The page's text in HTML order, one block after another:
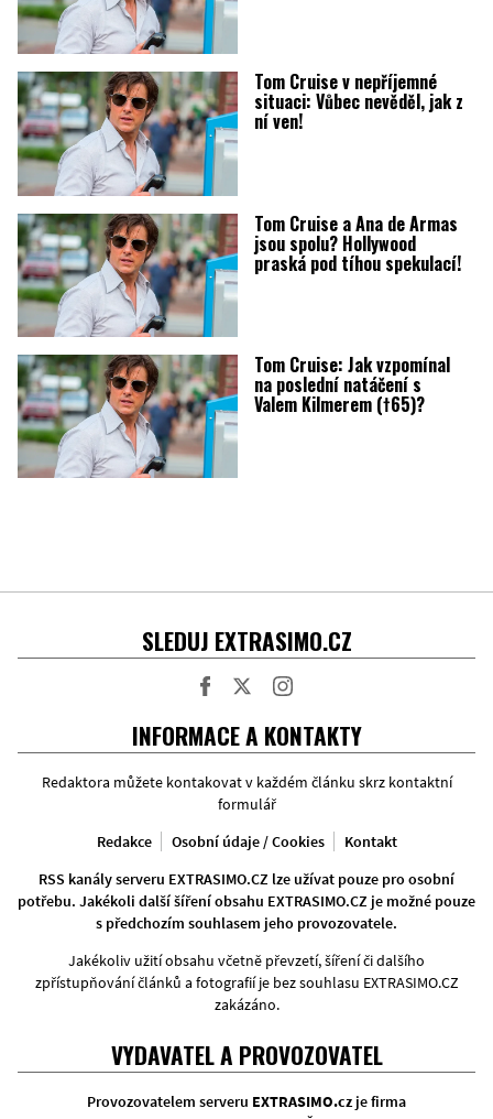
Tom Cruise v nepříjemné
situaci: Vůbec nevěděl, jak z
ní ven!
Tom Cruise a Ana de Armas
jsou spolu? Hollywood
praská pod tíhou spekulací!
Tom Cruise: Jak vzpomínal
na poslední natáčení s
Valem Kilmerem (†65)?
SLEDUJ EXTRASIMO.CZ
INFORMACE A KONTAKTY
Redaktora můžete kontakovat v každém článku skrz kontaktní
formulář
Redakce
Osobní údaje / Cookies
Kontakt
RSS kanály serveru EXTRASIMO.CZ lze užívat pouze pro osobní
potřebu. Jakékoli další šíření obsahu EXTRASIMO.CZ je možné pouze
s předchozím souhlasem jeho provozovatele.
Jakékoliv užití obsahu včetně převzetí, šíření či dalšího
zpřístupňování článků a fotografií je bez souhlasu EXTRASIMO.CZ
zakázáno.
VYDAVATEL A PROVOZOVATEL
Provozovatelem serveru EXTRASIMO.czje firma